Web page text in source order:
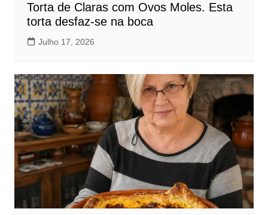
Torta de Claras com Ovos Moles. Esta
torta desfaz-se na boca
Julho 17, 2026